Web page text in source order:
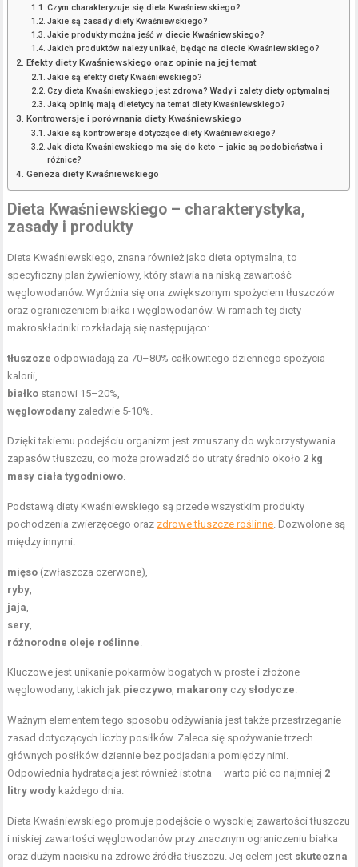
Czym charakteryzuje się dieta Kwaśniewskiego?
Jakie są zasady diety Kwaśniewskiego?
Jakie produkty można jeść w diecie Kwaśniewskiego?
Jakich produktów należy unikać, będąc na diecie Kwaśniewskiego?
Efekty diety Kwaśniewskiego oraz opinie na jej temat
Jakie są efekty diety Kwaśniewskiego?
Czy dieta Kwaśniewskiego jest zdrowa? Wady i zalety diety optymalnej
Jaką opinię mają dietetycy na temat diety Kwaśniewskiego?
Kontrowersje i porównania diety Kwaśniewskiego
Jakie są kontrowersje dotyczące diety Kwaśniewskiego?
Jak dieta Kwaśniewskiego ma się do keto – jakie są podobieństwa i
różnice?
Geneza diety Kwaśniewskiego
Dieta Kwaśniewskiego – charakterystyka,
zasady i produkty
Dieta Kwaśniewskiego, znana również jako dieta optymalna, to
specyficzny plan żywieniowy, który stawia na niską zawartość
węglowodanów. Wyróżnia się ona zwiększonym spożyciem tłuszczów
oraz ograniczeniem białka i węglowodanów. W ramach tej diety
makroskładniki rozkładają się następująco:
tłuszcze odpowiadają za 70–80% całkowitego dziennego spożycia
kalorii,
białko stanowi 15–20%,
węglowodany zaledwie 5-10%.
Dzięki takiemu podejściu organizm jest zmuszany do wykorzystywania
zapasów tłuszczu, co może prowadzić do utraty średnio około 2 kg
masy ciała tygodniowo.
Podstawą diety Kwaśniewskiego są przede wszystkim produkty
pochodzenia zwierzęcego oraz zdrowe tłuszcze roślinne. Dozwolone są
między innymi:
mięso (zwłaszcza czerwone),
ryby,
jaja,
sery,
różnorodne oleje roślinne.
Kluczowe jest unikanie pokarmów bogatych w proste i złożone
węglowodany, takich jak pieczywo, makarony czy słodycze.
Ważnym elementem tego sposobu odżywiania jest także przestrzeganie
zasad dotyczących liczby posiłków. Zaleca się spożywanie trzech
głównych posiłków dziennie bez podjadania pomiędzy nimi.
Odpowiednia hydratacja jest również istotna – warto pić co najmniej 2
litry wody każdego dnia.
Dieta Kwaśniewskiego promuje podejście o wysokiej zawartości tłuszczu
i niskiej zawartości węglowodanów przy znacznym ograniczeniu białka
oraz dużym nacisku na zdrowe źródła tłuszczu. Jej celem jest skuteczna